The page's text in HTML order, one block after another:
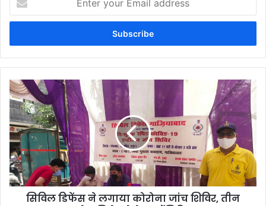
your
Email
सिविल डिफेंस ने लगाया कोरोना जांच शिविर, तीन